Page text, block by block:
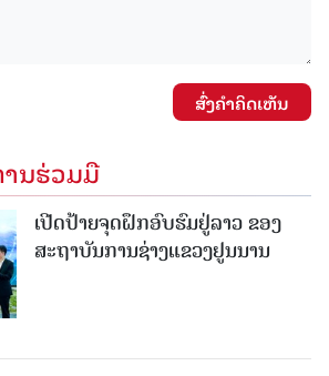
ສົ່ງຄໍາຄິດເຫັນ
ນຮ່ວມມື
ເປີດປ້າຍຈຸດຝຶກອົບຮົມຢູ່ລາວ ຂອງ
ສະຖາບັນການຊ່າງແຂວງຢູນນານ